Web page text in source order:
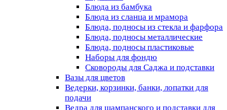
Блюда из бамбука
Блюда из сланца и мрамора
Блюда, подносы из стекла и фарфора
Блюда, подносы металлические
Блюда, подносы пластиковые
Наборы для фондю
Сковороды для Саджа и подставки
Вазы для цветов
Ведерки, корзинки, банки, лопатки для
подачи
Ведра для шампанского и подставки для